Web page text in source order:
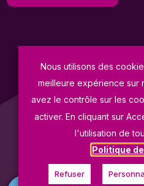
© Fives
Conditions
Politique de
Copyright
Nous utilisons des
meilleure expérience sur
avez le contrôle sur les
activer. En cliquant sur
l'utilisation de
Politique
Refuser